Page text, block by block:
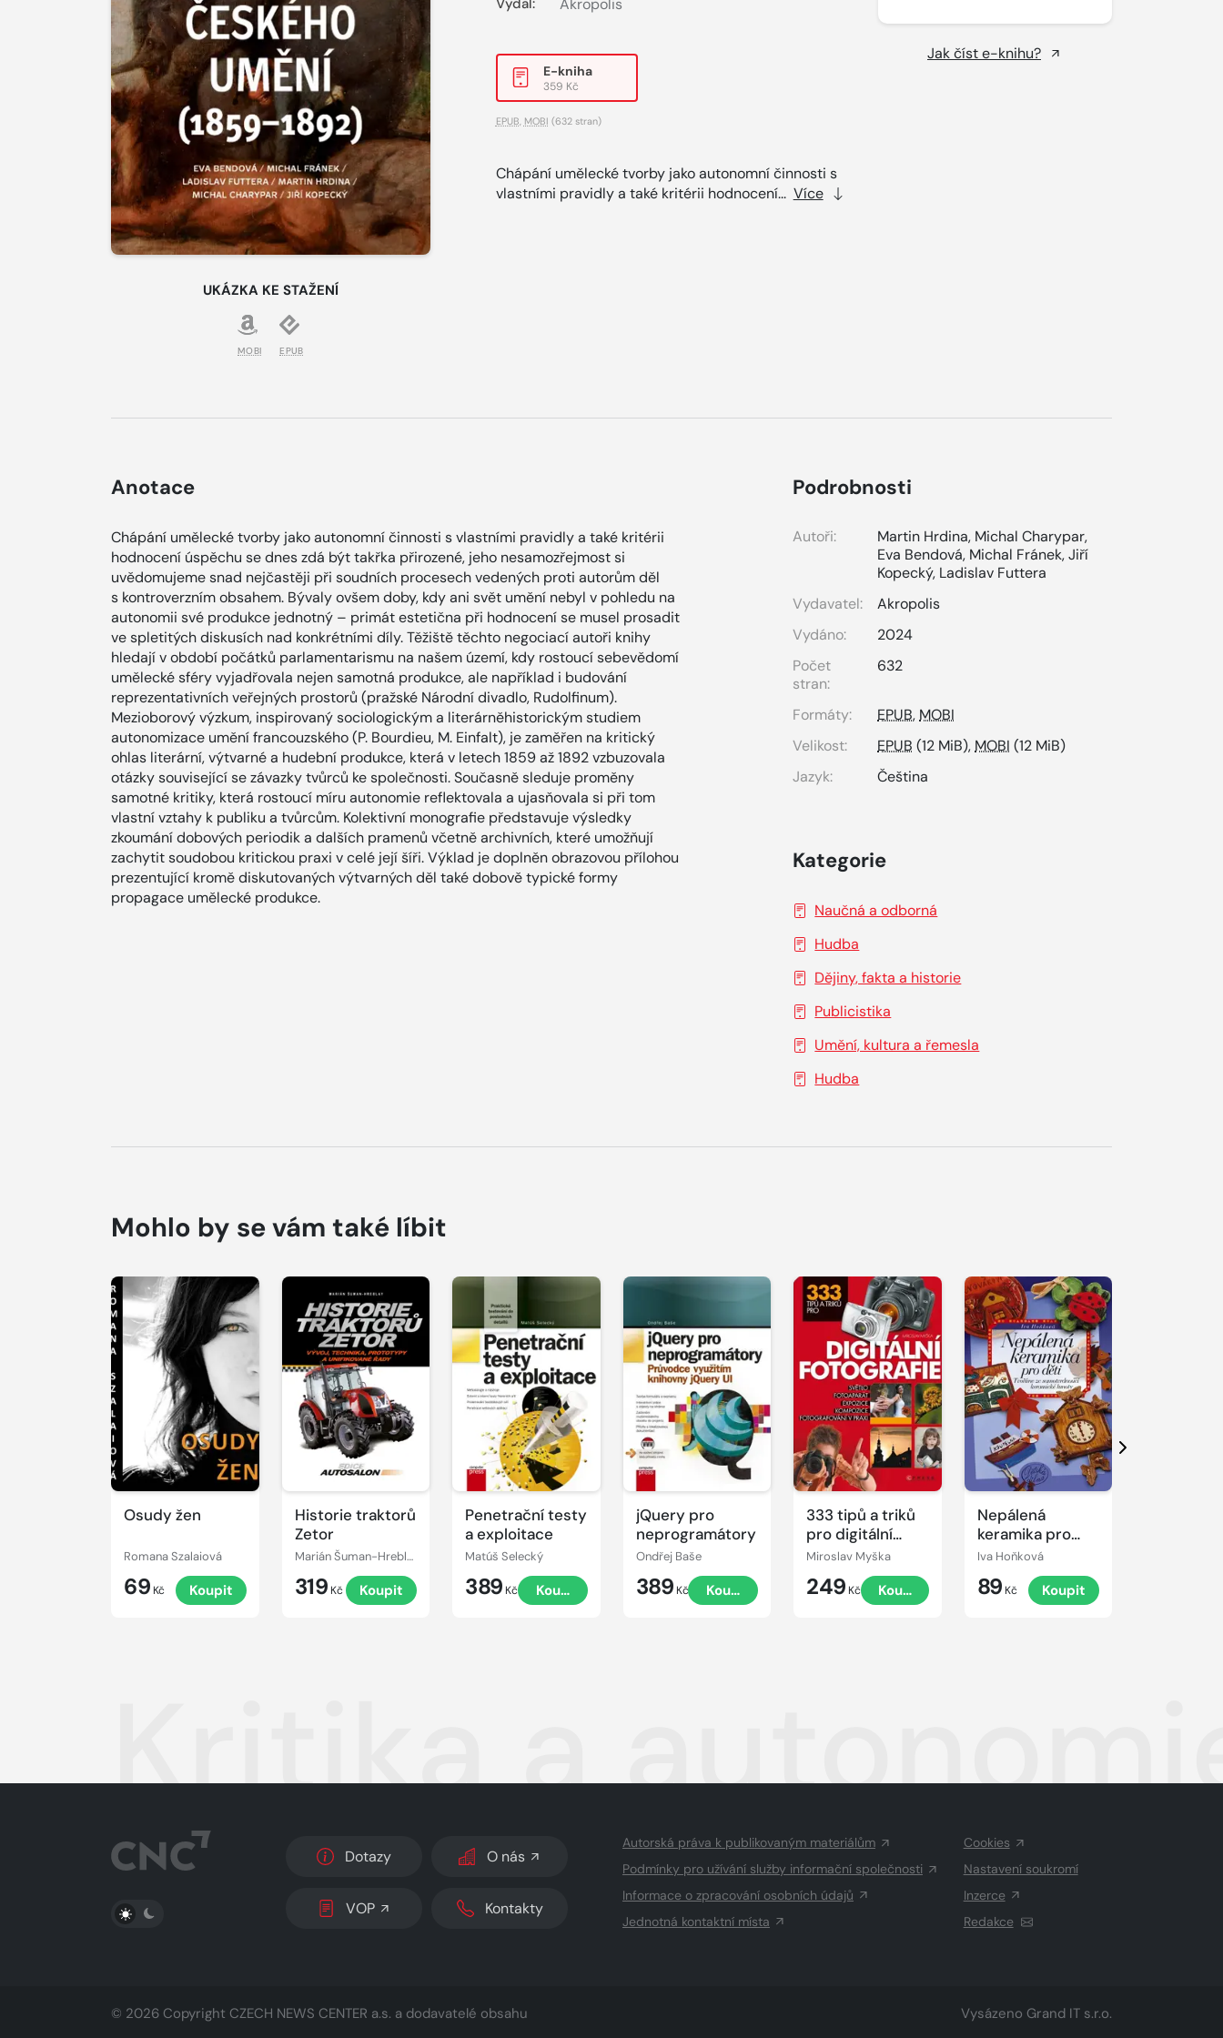
UKÁZKA KE STAŽENÍ
MOBI EPUB
Vydal: Akropolis
E-kniha
359 Kč
EPUB MOBI (632 stran)
Chápání umělecké tvorby jako autonomní činnosti s
vlastními pravidly a také kritérii hodnocení... Více
Jak číst e-knihu?
Anotace
Chápání umělecké tvorby jako autonomní činnosti s vlastními pravidly a také kritérii
hodnocení úspěchu se dnes zdá být takřka přirozené, jeho nesamozřejmost si
uvědomujeme snad nejčastěji při soudních procesech vedených proti autorům děl
s kontroverzním obsahem. Bývaly ovšem doby, kdy ani svět umění nebyl v pohledu na
autonomii své produkce jednotný – primát estetična při hodnocení se musel prosadit
ve spletitých diskusích nad konkrétními díly. Těžiště těchto negociací autoři knihy
hledají v období počátků parlamentarismu na našem území, kdy rostoucí sebevědomí
umělecké sféry vyjadřovala nejen samotná produkce, ale například i budování
reprezentativních veřejných prostorů (pražské Národní divadlo, Rudolfinum).
Mezioborový výzkum, inspirovaný sociologickým a literárněhistorickým studiem
autonomizace umění francouzského (P. Bourdieu, M. Einfalt), je zaměřen na kritický
ohlas literární, výtvarné a hudební produkce, která v letech 1859 až 1892 vzbuzovala
otázky související se závazky tvůrců ke společnosti. Současně sleduje proměny
samotné kritiky, která rostoucí míru autonomie reflektovala a ujasňovala si při tom
vlastní vztahy k publiku a tvůrcům. Kolektivní monografie představuje výsledky
zkoumání dobových periodik a dalších pramenů včetně archivních, které umožňují
zachytit soudobou kritickou praxi v celé její šíři. Výklad je doplněn obrazovou přílohou
prezentující kromě diskutovaných výtvarných děl také dobově typické formy
propagace umělecké produkce.
Podrobnosti
Autoři: Martin Hrdina, Michal Charypar,
Eva Bendová, Michal Fránek,Jiří
Kopecký, Ladislav Futtera
Vydavatel:
Akropolis
Vydáno:
2024
Počet
stran:
632
Formáty: EPUB,MOBI
Velikost:
EPUB (12 MiB),MOBI (12 MiB)
Jazyk:
Čeština
Kategorie
Naučná a odborná
Hudba
Dějiny, fakta a historie
Publicistika
Umění, kultura a řemesla
Hudba
Mohlo by se vám také líbit
Osudy žen
Romana Szalaiová
69 Kč Koupit
Historie traktorů
Zetor
Marián Šuman-Hreblay
319 Kč Koupit
Penetrační testy
a exploitace
Matúš Selecký
389 Kč Koupit
jQuery pro
neprogramátory
Ondřej Baše
389 Kč Koupit
333 tipů a triků
pro digitální
fotografii
Miroslav Myška
249 Kč Koupit
Nepálená
keramika pro
děti
Iva Hoňková
89 Kč Koupit
Další
Kritika a
PŘEPNOUT SVĚTLÝ/TMAVÝ REŽIM
Dotazy O nás
VOP Kontakty
Autorská práva k publikovaným materiálům
Podmínky pro užívání služby informační společnosti
Informace o zpracování osobních údajů
Jednotná kontaktní místa
Cookies
Nastavení soukromí
Inzerce
Redakce
© 2026 Copyright CZECH NEWS CENTER a.s. a dodavatelé obsahu Vysázeno Grand IT s.r.o.